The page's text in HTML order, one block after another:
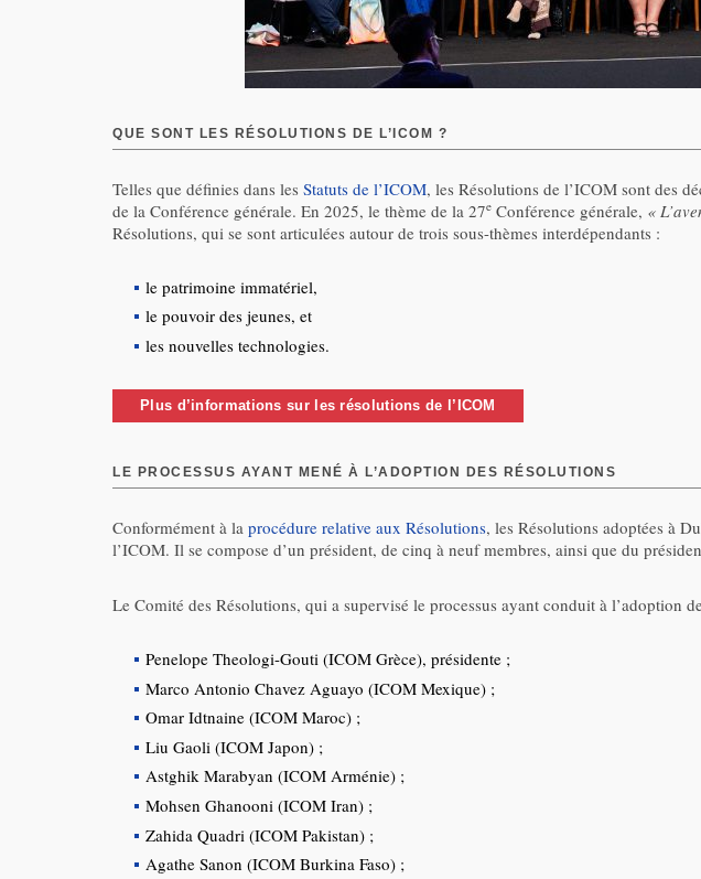
QUE SONT LES RÉSOLUTIONS DE L’ICOM ?
Telles que définies dans les Statuts de l’ICOM, les Résolutions de l’ICOM sont des
de la Conférence générale. En 2025, le thème de la 27e Conférence générale, «
Résolutions, qui se sont articulées autour de trois sous-thèmes interdépendants :
le patrimoine immatériel,
le pouvoir des jeunes, et
les nouvelles technologies.
Plus d’informations sur les résolutions de l’ICOM
LE PROCESSUS AYANT MENÉ À L’ADOPTION DES RÉSOLUTIONS
Conformément à la procédure relative aux Résolutions, les Résolutions adoptées à
l’ICOM. Il se compose d’un président, de cinq à neuf membres, ainsi que du
Le Comité des Résolutions, qui a supervisé le processus ayant conduit à l’adoption
Penelope Theologi-Gouti (ICOM Grèce), présidente ;
Marco Antonio Chavez Aguayo (ICOM Mexique) ;
Omar Idtnaine (ICOM Maroc) ;
Liu Gaoli (ICOM Japon) ;
Astghik Marabyan (ICOM Arménie) ;
Mohsen Ghanooni (ICOM Iran) ;
Zahida Quadri (ICOM Pakistan) ;
Agathe Sanon (ICOM Burkina Faso) ;